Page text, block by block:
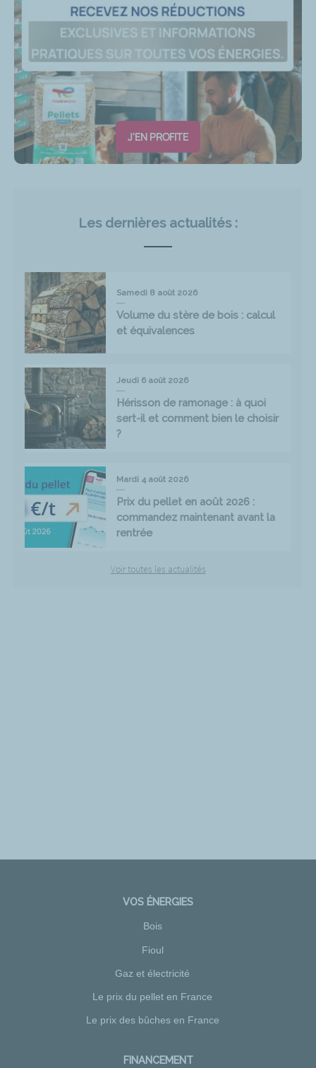
J'EN PROFITE
Les dernières actualités :
Samedi 8 août 2026
Volume du stère de bois : calcul
et équivalences
Jeudi 6 août 2026
Hérisson de ramonage : à quoi
sert-il et comment bien le choisir
?
Mardi 4 août 2026
Prix du pellet en août 2026 :
commandez maintenant avant la
rentrée
Voir toutes les actualités
VOS ÉNERGIES
Bois
Fioul
Gaz et électricité
Le prix du pellet en France
Le prix des bûches en France
FINANCEMENT